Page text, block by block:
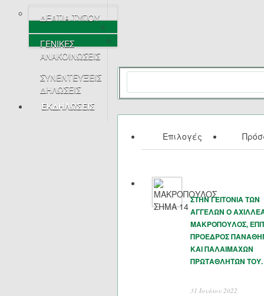
ΔΕΛΤΙΑ ΤΥΠΟΥ
ΓΕΝΙΚΕΣ
ΑΝΑΚΟΙΝΩΣΕΙΣ
ΣΥΝΕΝΤΕΥΞΕΙΣ
ΔΗΛΩΣΕΙΣ
ΕΚΔΗΛΩΣΕΙΣ
Επιλογές
ΣΤΗΝ ΓΕΙΤΟΝΙΑ ΤΩΝ
ΑΓΓΕΛΩΝ Ο
ΜΑΚΡΟΠΟΥΛΟΣ,
ΠΡΟΕΔΡΟΣ
ΚΑΙ ΠΑΛΑΙΜΑΧΩΝ
ΠΡΩΤΑΘΛΗΤΏΝ ΤΟΥ.
31 Ιουλίου 2022